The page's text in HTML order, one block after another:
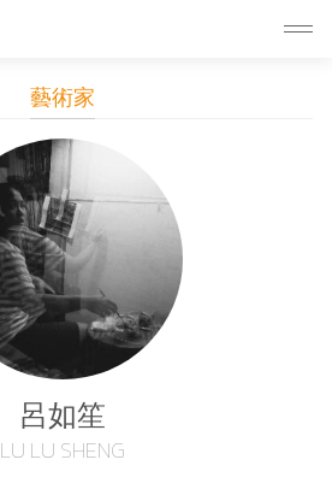
藝術家
呂如笙
LU LU SHENG